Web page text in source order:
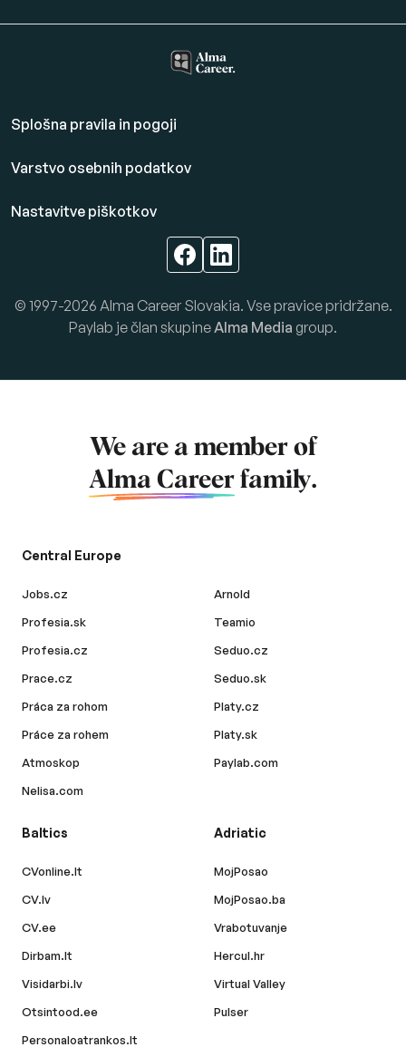
Splošna pravila in pogoji
Varstvo osebnih podatkov
Nastavitve piškotkov
© 1997-2026 Alma Career Slovakia. Vse pravice pridržane.
Paylab je član skupineAlma Media group.
We are a member of
Alma Career family.
Central Europe
Jobs.cz
Profesia.sk
Profesia.cz
Prace.cz
Práca za rohom
Práce za rohem
Atmoskop
Nelisa.com
Arnold
Teamio
Seduo.cz
Seduo.sk
Platy.cz
Platy.sk
Paylab.com
Baltics
CVonline.lt
CV.lv
CV.ee
Dirbam.lt
Visidarbi.lv
Otsintood.ee
Personaloatrankos.lt
Adriatic
MojPosao
MojPosao.ba
Vrabotuvanje
Hercul.hr
Virtual Valley
Pulser